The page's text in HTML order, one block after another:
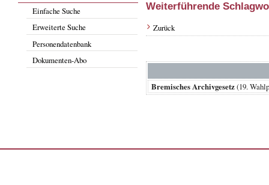
Einfache Suche
Erweiterte Suche
Personendatenbank
Dokumenten-Abo
Weiterführende
Zurück
Bremisches Archivgesetz(19.